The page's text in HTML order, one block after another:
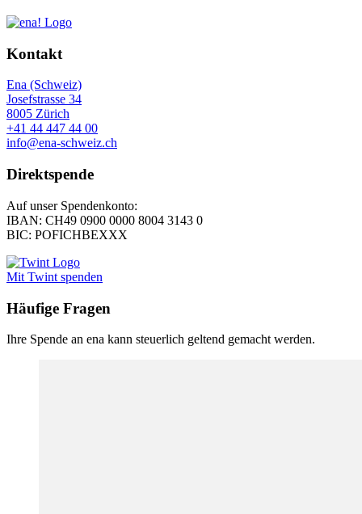
Kontakt
Ena (Schweiz)
Josefstrasse 34
8005 Zürich
+41 44 447 44 00
info@ena-schweiz.ch
Direktspende
Auf unser Spendenkonto:
IBAN: CH49 0900 0000 8004 3143 0
BIC: POFICHBEXXX
Mit Twint spenden
Häufige Fragen
Ihre Spende an ena kann steuerlich geltend gemacht werden.